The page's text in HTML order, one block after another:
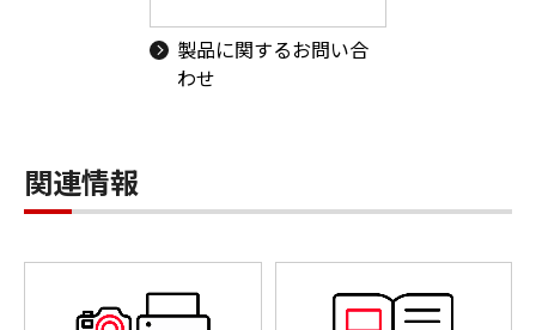
製品に関するお問い合
わせ
関連情報